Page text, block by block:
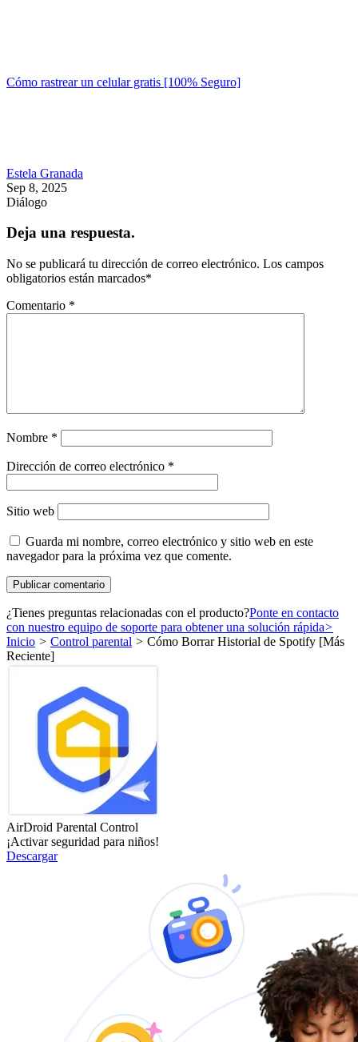
Cómo rastrear un celular gratis [100% Seguro]
Estela Granada
Sep 8, 2025
Diálogo
Deja una respuesta.
No se publicará tu dirección de correo electrónico. Los campos
obligatorios están marcados*
Comentario *
Nombre *
Dirección de correo electrónico *
Sitio web
Guarda mi nombre, correo electrónico y sitio web en este
navegador para la próxima vez que comente.
¿Tienes preguntas relacionadas con el producto?Ponte en contacto
con nuestro equipo de soporte para obtener una solución rápida>
Inicio > Control parental > Cómo Borrar Historial de Spotify [Más
Reciente]
AirDroid Parental Control
¡Activar seguridad para niños!
Descargar